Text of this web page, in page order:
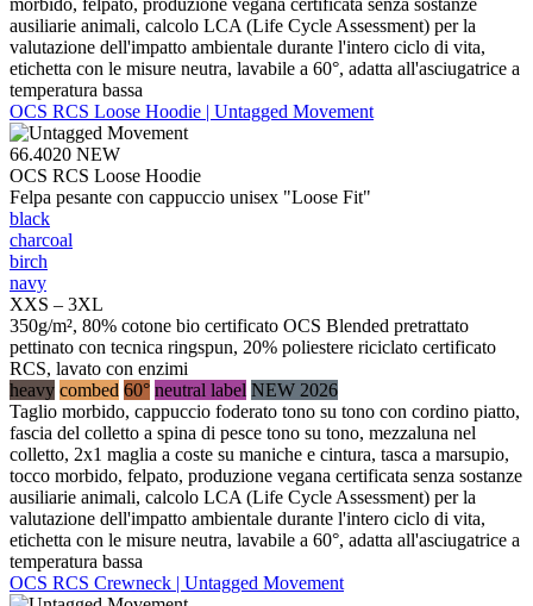
ausiliarie animali, calcolo LCA (Life Cycle Assessment) per la
valutazione dell'impatto ambientale durante l'intero ciclo di vita,
etichetta con le misure neutra, lavabile a 60°, adatta all'asciugatrice a
temperatura bassa
OCS RCS Loose Hoodie | Untagged Movement
66.4020 NEW
OCS RCS Loose Hoodie
Felpa pesante con cappuccio unisex "Loose Fit"
black
charcoal
birch
navy
XXS – 3XL
350g/m², 80% cotone bio certificato OCS Blended pretrattato
pettinato con tecnica ringspun, 20% poliestere riciclato certificato
RCS, lavato con enzimi
heavy combed 60° neutral label NEW 2026
Taglio morbido, cappuccio foderato tono su tono con cordino piatto,
fascia del colletto a spina di pesce tono su tono, mezzaluna nel
colletto, 2x1 maglia a coste su maniche e cintura, tasca a marsupio,
tocco morbido, felpato, produzione vegana certificata senza sostanze
ausiliarie animali, calcolo LCA (Life Cycle Assessment) per la
valutazione dell'impatto ambientale durante l'intero ciclo di vita,
etichetta con le misure neutra, lavabile a 60°, adatta all'asciugatrice a
temperatura bassa
OCS RCS Crewneck | Untagged Movement